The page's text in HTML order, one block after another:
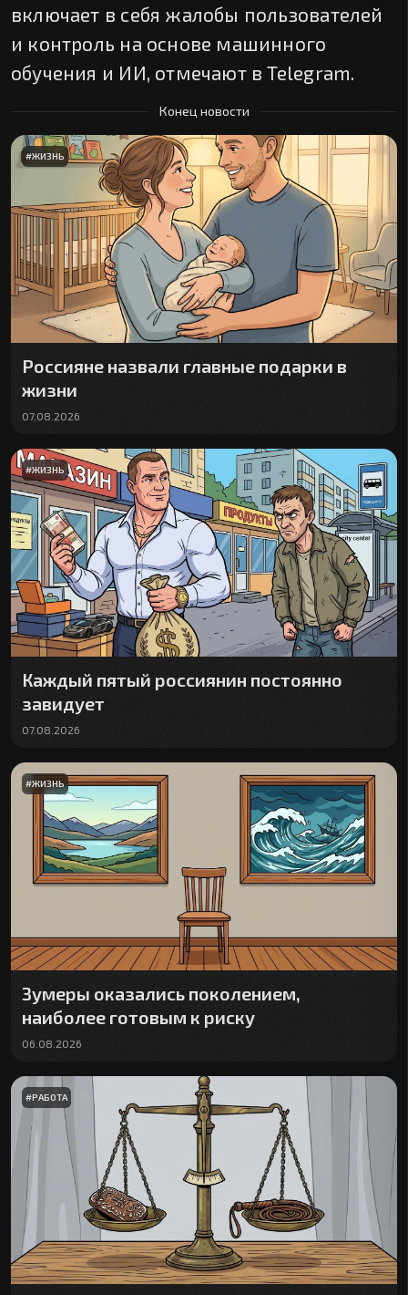
включает в себя жалобы пользователей
и контроль на основе машинного
обучения и ИИ, отмечают в Telegram.
Конец новости
#ЖИЗНЬ
Россияне назвали главные подарки в
жизни
07.08.2026
#ЖИЗНЬ
Каждый пятый россиянин постоянно
завидует
07.08.2026
#ЖИЗНЬ
Зумеры оказались поколением,
наиболее готовым к риску
06.08.2026
#РАБОТА